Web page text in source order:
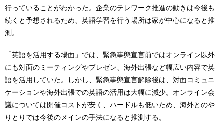
行っていることがわかった。企業のテレワーク推進の動きは今後も
続くと予想されるため、英語学習を行う場所は家が中心になると推
測。
「英語を活用する場面」では、緊急事態宣言前ではオンライン以外
にも対面のミーティングやプレゼン、海外出張など幅広い内容で英
語を活用していた。しかし、緊急事態宣言解除後は、対面コミュニ
ケーションや海外出張での英語の活用は大幅に減少。オンライン会
議については開催コストが安く、ハードルも低いため、海外とのや
りとりでは今後のメインの手法になると推測する。